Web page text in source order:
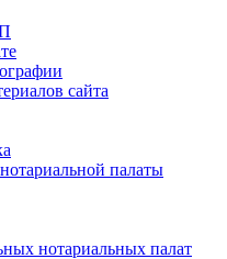
сайта
палаты
нотариальных палат